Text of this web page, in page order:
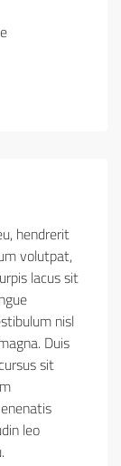
hendrerit
volutpat,
lacus sit
nisl
Duis
sit
leo